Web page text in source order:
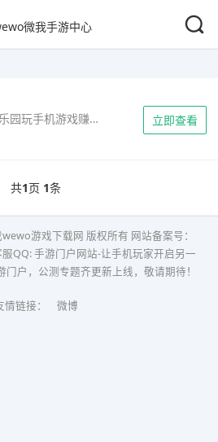
本文详解蘑菇乐园玩手机游戏赚钱方法，包含新人7天会员加成、0.4元红包、1元打卡体验金及1元提现技巧，提供游戏兼职全流程攻略。... 立即查看
共1页 1条
游戏下载网 版权所有 网站备案号：
服QQ:手游门户网站-让手机玩家开启另一
户，公测专题齐更新上线，敬请期待！
情链接： 微博